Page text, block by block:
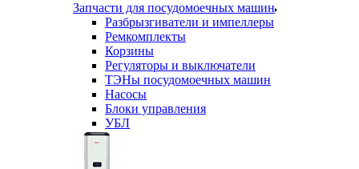
Запчасти для посудомоечных машин
Разбрызгиватели и импеллеры
Ремкомплекты
Корзины
Регуляторы и выключатели
ТЭНы посудомоечных машин
Насосы
Блоки управления
УБЛ